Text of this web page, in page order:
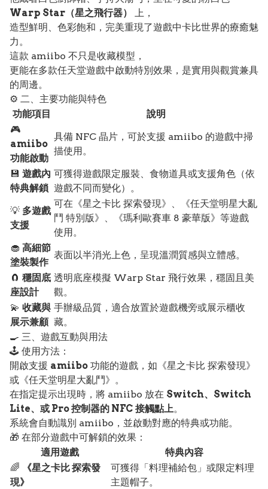
Warp Star（星之飛行器）
上，
造型鮮明、色彩飽和，完美重現了遊戲中卡比世界的療癒魅
力。
這款 amiibo 不只是收藏模型，
更能在多款任天堂遊戲中啟動特別效果，是實用與觀賞兼具
的周邊。
⚙️ 二、主要功能與特色
功能項目
說明
🎮
amiibo
功能啟動
具備 NFC 晶片，可於支援 amiibo 的遊戲中掃
描使用。
💾 遊戲內
特典解鎖
可獲得遊戲限定服裝、食物道具或支援角色（依
遊戲不同而變化）。
💡 多遊戲
支援
可在《星之卡比 探索發現》、《任天堂明星大亂
鬥 特別版》、《瑪利歐賽車 8 豪華版》等遊戲
使用。
🧁 高細節
塗裝製作
表面以半消光上色，呈現溫潤質感與立體感。
🧲 穩固底
座設計
透明底座模擬 Warp Star 飛行效果，穩固且美
觀。
💫 收藏與
展示兼顧
手辦級品質，適合放置於遊戲機旁或展示櫃收
藏。
🍳 三、遊戲互動與用法
🕹️ 使用方法：
開啟支援 amiibo 功能的遊戲，如《星之卡比 探索發現》
或《任天堂明星大亂鬥》。
在指定提示出現時，將 amiibo 放在 Switch、Switch
Lite、或 Pro 控制器的 NFC 接觸點上。
系統會自動識別 amiibo，並啟動對應的特典或功能。
🎁 在部分遊戲中可解鎖的效果：
適用遊戲
特典內容
🌈
《星之卡比 探索發
現》
可獲得「料理補給包」或限定料理
主題帽子。